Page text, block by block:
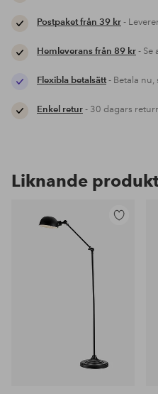
Postpaket från 39 kr-
Hemleverans från 89 kr- Se
Flexibla betalsätt- Betala nu,
Enkel retur- 30 dagars
Liknande